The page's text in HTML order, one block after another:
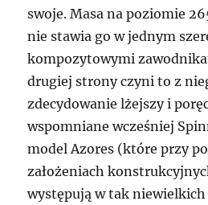
swoje. Masa na poziomie
nie stawia go w jednym
kompozytowymi
drugiej strony czyni to z
zdecydowanie lżejszy i
wspomniane wcześniej
model Azores (które przy
założeniach
występują w tak